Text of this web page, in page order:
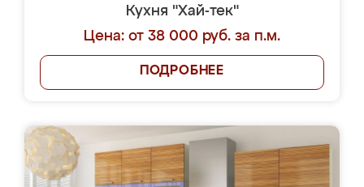
Кухня "Хай-тек"
Цена: от 38 000 руб. за п.м.
ПОДРОБНЕЕ